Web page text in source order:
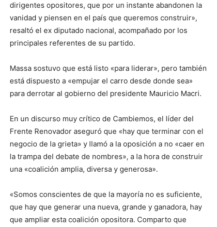
dirigentes opositores, que por un instante abandonen la
vanidad y piensen en el país que queremos construir»,
resaltó el ex diputado nacional, acompañado por los
principales referentes de su partido.
Massa sostuvo que está listo «para liderar», pero también
está dispuesto a «empujar el carro desde donde sea»
para derrotar al gobierno del presidente Mauricio Macri.
En un discurso muy crítico de Cambiemos, el líder del
Frente Renovador aseguró que «hay que terminar con el
negocio de la grieta» y llamó a la oposición a no «caer en
la trampa del debate de nombres», a la hora de construir
una «coalición amplia, diversa y generosa».
«Somos conscientes de que la mayoría no es suficiente,
que hay que generar una nueva, grande y ganadora, hay
que ampliar esta coalición opositora. Comparto que